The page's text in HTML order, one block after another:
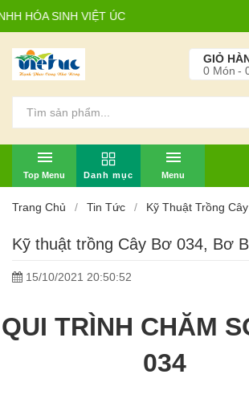
SINH VIỆT ÚC
GIỎ
0 Món
TOP MENU MENU
Trang Chủ Tin Tức Kỹ Thuật Trồng
Kỹ thuật trồng Cây Bơ 034, Bơ
15/10/2021 20:50:52
QUI TRÌNH CHĂM
034